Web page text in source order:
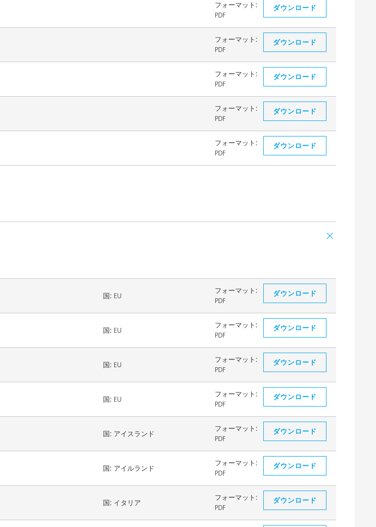
フォーマット:
PDF
ダウンロード
フォーマット:
PDF
ダウンロード
フォーマット:
PDF
ダウンロード
フォーマット:
PDF
ダウンロード
フォーマット:
PDF
ダウンロード
国: EU
フォーマット:
PDF
ダウンロード
国: EU
フォーマット:
PDF
ダウンロード
国: EU
フォーマット:
PDF
ダウンロード
国: EU
フォーマット:
PDF
ダウンロード
国: アイスランド
フォーマット:
PDF
ダウンロード
国: アイルランド
フォーマット:
PDF
ダウンロード
国: イタリア
フォーマット:
PDF
ダウンロード